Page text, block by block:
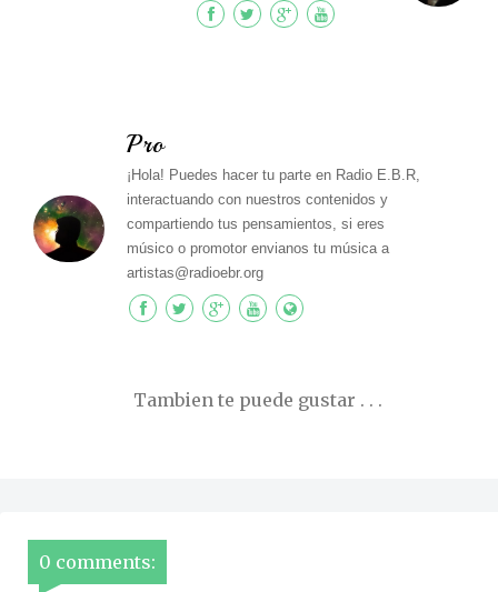
Pro
¡Hola! Puedes hacer tu parte en Radio E.B.R,
interactuando con nuestros contenidos y
compartiendo tus pensamientos, si eres
músico o promotor envianos tu música a
artistas@radioebr.org
Tambien te puede gustar . . .
0 comments: